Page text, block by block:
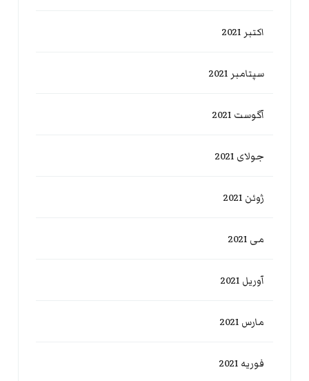
اکتبر 2021
سپتامبر 2021
آگوست 2021
جولای 2021
ژوئن 2021
می 2021
آوریل 2021
مارس 2021
فوریه 2021